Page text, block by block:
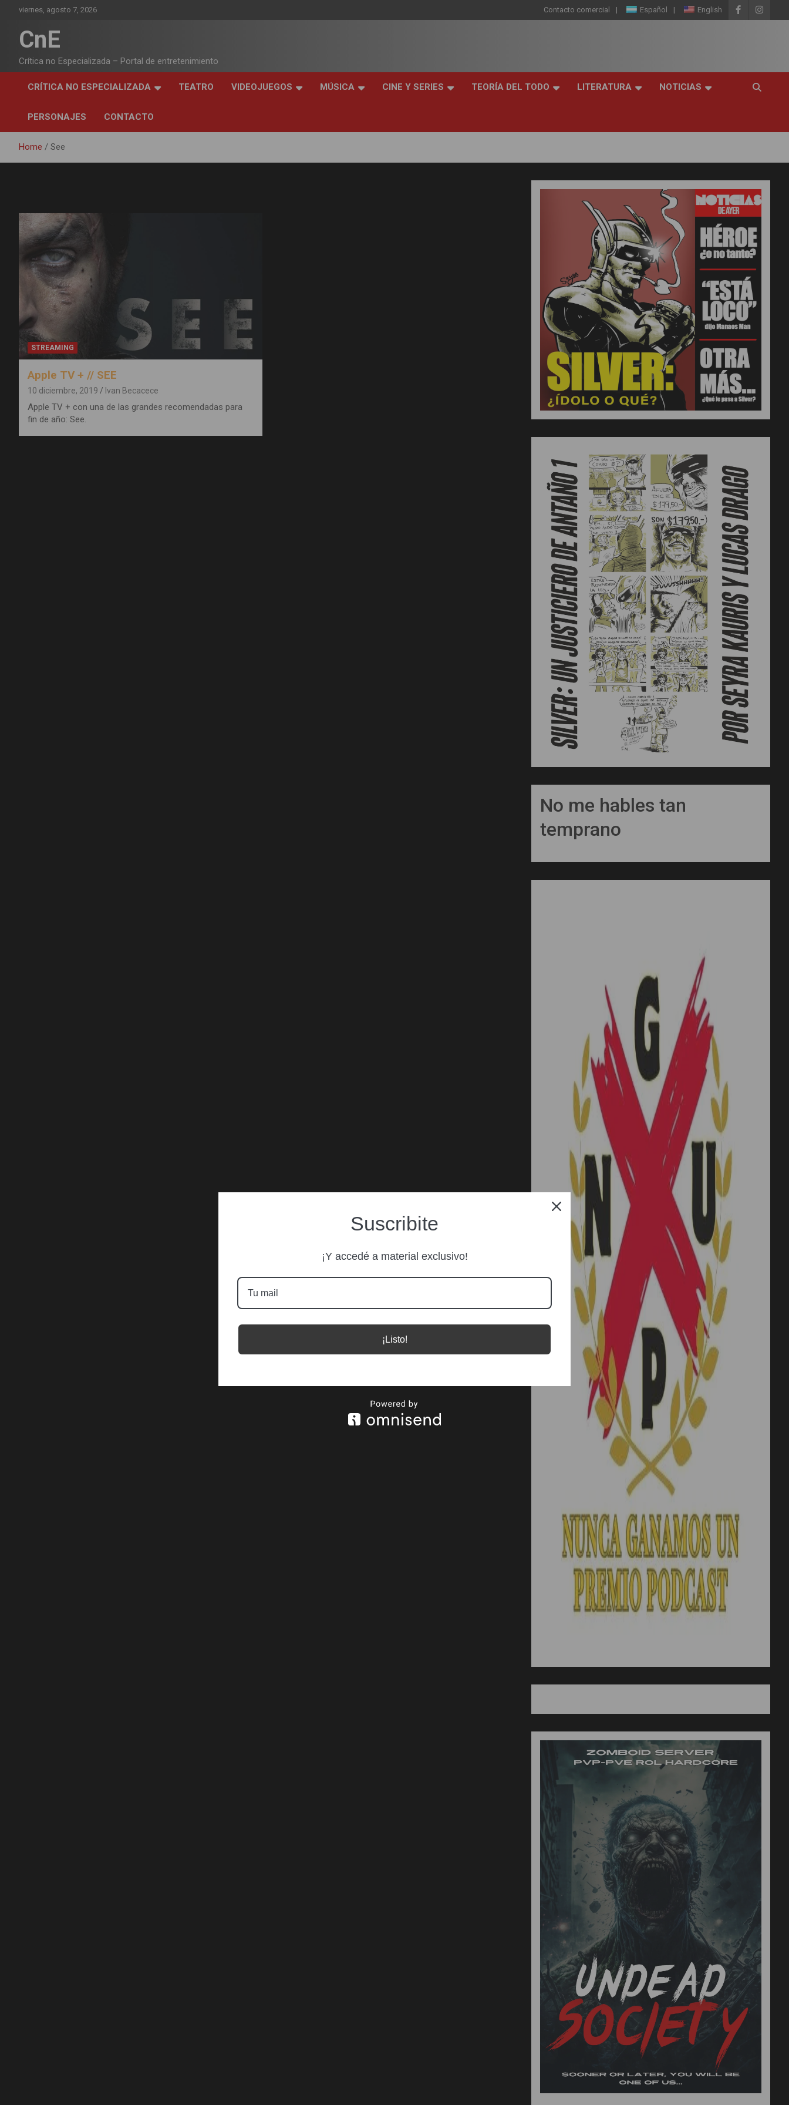
content
viernes, agosto 7, 2026 Contacto comercial Español English
CnE
Crítica no Especializada – Portal de entretenimiento
CRÍTICA NO ESPECIALIZADA TEATRO VIDEOJUEGOS MÚSICA CINE Y SERIES TEORÍA DEL TODO LITERATURA NOTICIAS
PERSONAJES CONTACTO
Home See
STREAMING
Apple TV + // SEE
10 diciembre, 2019 Ivan Becacece
Apple TV + con una de las grandes recomendadas para
fin de año: See.
No me hables tan
temprano
Suscribite
¡Y accedé a material exclusivo!
¡Listo!